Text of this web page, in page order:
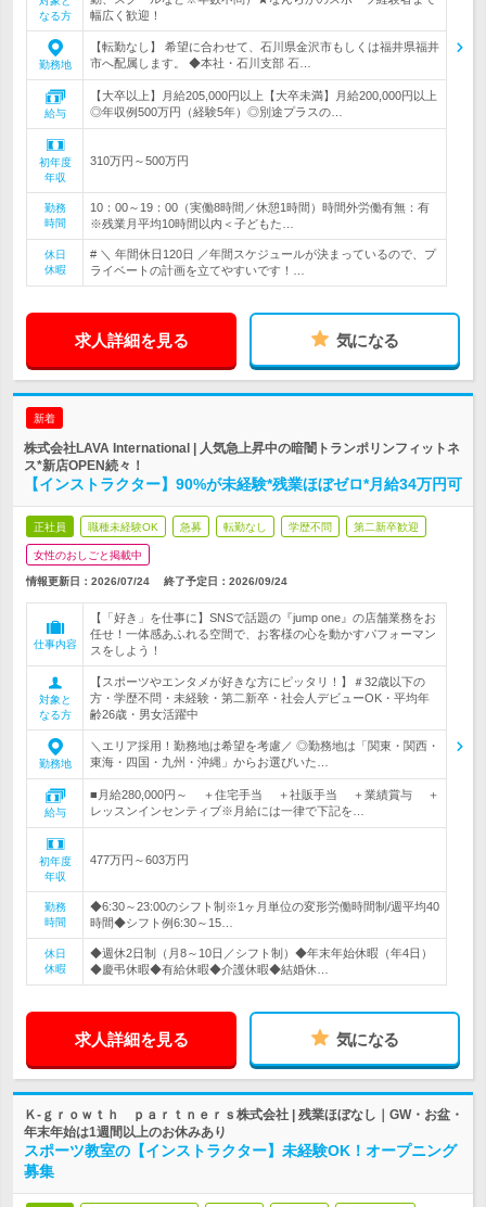
なる方
幅広く歓迎！
勤務地
【転勤なし】 希望に合わせて、石川県金沢市もしくは福井県福井
市へ配属します。 ◆本社・石川支部 石…
給与
【大卒以上】月給205,000円以上【大卒未満】月給200,000円以上
◎年収例500万円（経験5年）◎別途プラスの…
初年度
年収
310万円～500万円
勤務
時間
10：00～19：00（実働8時間／休憩1時間）時間外労働有無：有
※残業月平均10時間以内＜子どもた…
休日
休暇
# ＼ 年間休日120日 ／年間スケジュールが決まっているので、プ
ライベートの計画を立てやすいです！…
求人詳細を見る 気になる
新着
株式会社LAVA International | 人気急上昇中の暗闇トランポリンフィットネ
ス*新店OPEN続々！
【インストラクター】90%が未経験*残業ほぼゼロ*月給34万円可
正社員 職種未経験OK 急募 転勤なし 学歴不問 第二新卒歓迎
女性のおしごと掲載中
情報更新日：2026/07/24 終了予定日： 2026/09/24
仕事内容
【「好き」を仕事に】SNSで話題の『jump one』の店舗業務をお
任せ！一体感あふれる空間で、お客様の心を動かすパフォーマン
スをしよう！
対象と
なる方
【スポーツやエンタメが好きな方にピッタリ！】＃32歳以下の
方・学歴不問・未経験・第二新卒・社会人デビューOK・平均年
齢26歳・男女活躍中
勤務地
＼エリア採用！勤務地は希望を考慮／ ◎勤務地は「関東・関西・
東海・四国・九州・沖縄」からお選びいた…
給与
■月給280,000円～ ＋住宅手当 ＋社販手当 ＋業績賞与 ＋
レッスンインセンティブ※月給には一律で下記を…
初年度
年収
477万円～603万円
勤務
時間
◆6:30～23:00のシフト制※1ヶ月単位の変形労働時間制/週平均40
時間◆シフト例6:30～15…
休日
休暇
◆週休2日制（月8～10日／シフト制）◆年末年始休暇（年4日）
◆慶弔休暇◆有給休暇◆介護休暇◆結婚休…
求人詳細を見る 気になる
Ｋ‐ｇｒｏｗｔｈ ｐａｒｔｎｅｒｓ株式会社 | 残業ほぼなし｜GW・お盆・
年末年始は1週間以上のお休みあり
スポーツ教室の【インストラクター】未経験OK！オープニング
募集